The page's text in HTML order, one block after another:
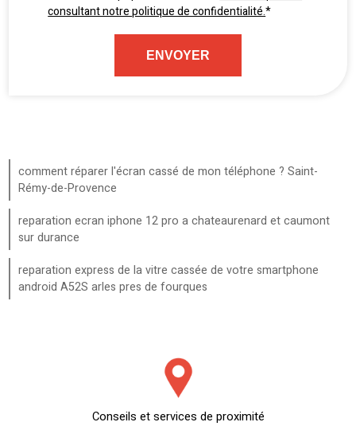
consultant notre politique de confidentialité.*
comment réparer l'écran cassé de mon téléphone ? Saint-
Rémy-de-Provence
reparation ecran iphone 12 pro a chateaurenard et caumont
sur durance
reparation express de la vitre cassée de votre smartphone
android A52S arles pres de fourques
Conseils et services de proximité